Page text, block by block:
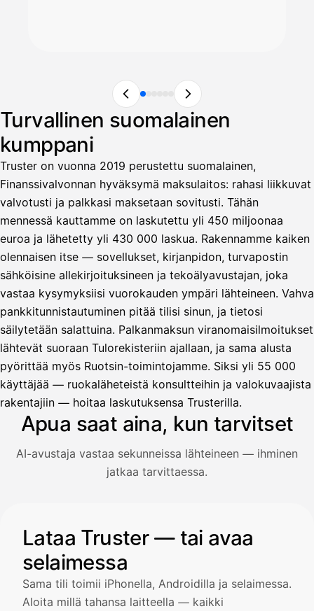
Turvallinen suomalainen
kumppani
Truster on vuonna 2019 perustettu suomalainen,
Finanssivalvonnan hyväksymä maksulaitos: rahasi liikkuvat
valvotusti ja palkkasi maksetaan sovitusti. Tähän
mennessä kauttamme on laskutettu yli 450 miljoonaa
euroa ja lähetetty yli 430 000 laskua. Rakennamme kaiken
olennaisen itse — sovellukset, kirjanpidon, turvapostin
sähköisine allekirjoituksineen ja tekoälyavustajan, joka
vastaa kysymyksiisi vuorokauden ympäri lähteineen. Vahva
pankkitunnistautuminen pitää tilisi sinun, ja tietosi
säilytetään salattuina. Palkanmaksun viranomaisilmoitukset
lähtevät suoraan Tulorekisteriin ajallaan, ja sama alusta
pyörittää myös Ruotsin-toimintojamme. Siksi yli 55 000
käyttäjää — ruokaläheteistä konsultteihin ja valokuvaajista
rakentajiin — hoitaa laskutuksensa Trusterilla.
Apua saat aina, kun tarvitset
AI-avustaja vastaa sekunneissa lähteineen — ihminen
jatkaa tarvittaessa.
Avustaja
Hei! Miten voin auttaa?
Avaa Kuitit-välilehti ja valitse
Lataa Truster — tai avaa
selaimessa
Sama tili toimii iPhonella, Androidilla ja selaimessa.
Aloita millä tahansa laitteella — kaikki